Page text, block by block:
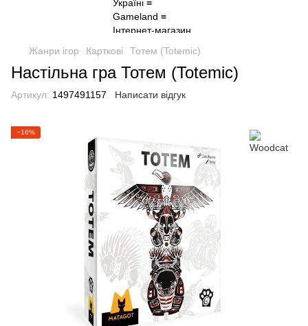
Жанри ігор Карткові Тотем (Totemic)
Настільна гра Тотем (Totemic)
Артикул: 1497491157 Написати відгук
−16%